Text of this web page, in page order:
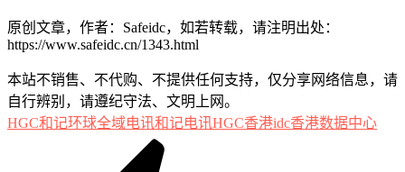
原创文章，作者：Safeidc，如若转载，请注明出处：
https://www.safeidc.cn/1343.html
本站不销售、不代购、不提供任何支持，仅分享网络信息，请
自行辨别，请遵纪守法、文明上网。
HGC和记环球全域电讯和记电讯HGC香港idc香港数据中心